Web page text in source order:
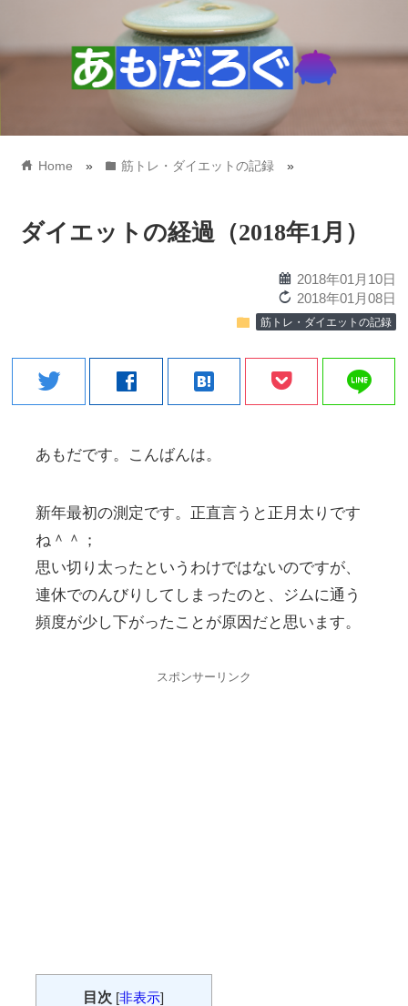
home Home » folder筋トレ・ダイエットの記録 »
ダイエットの経過（2018年1月）
calendar 2018年01月10日
reload 2018年01月08日
folder 筋トレ・ダイエットの記録
twitter facebook hatenabookmark line
あもだです。こんばんは。
新年最初の測定です。正直言うと正月太りです
ね＾＾；
思い切り太ったというわけではないのですが、
連休でのんびりしてしまったのと、ジムに通う
頻度が少し下がったことが原因だと思います。
スポンサーリンク
目次 [非表示]